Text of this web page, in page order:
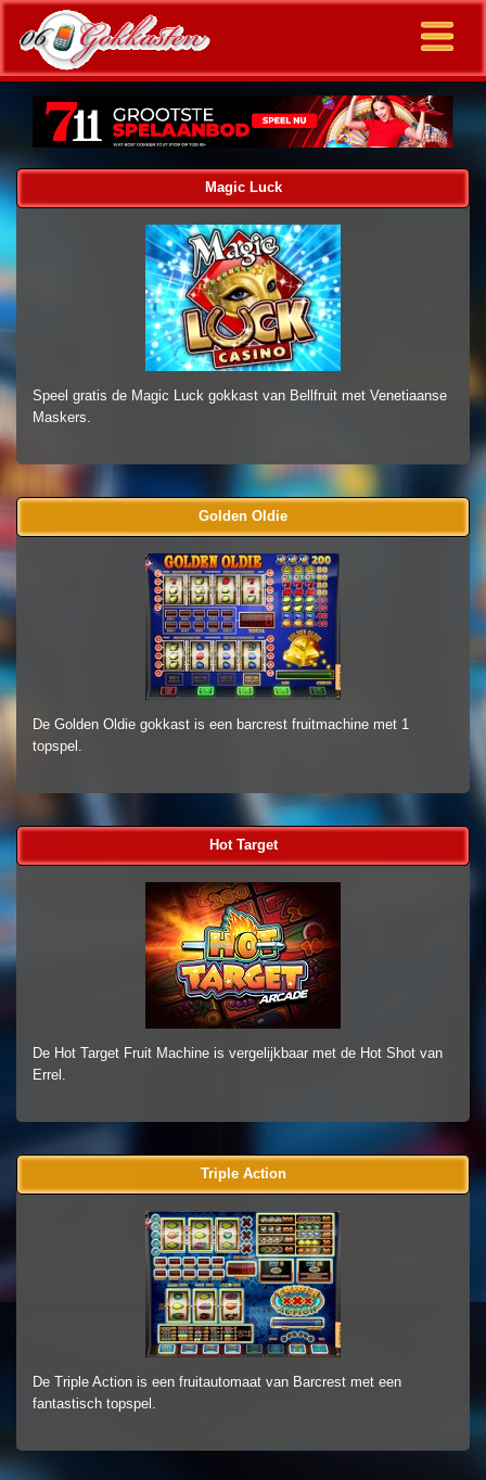
Magic Luck
Speel gratis de Magic Luck gokkast van Bellfruit met Venetiaanse
Maskers.
Golden Oldie
De Golden Oldie gokkast is een barcrest fruitmachine met 1
topspel.
Hot Target
De Hot Target Fruit Machine is vergelijkbaar met de Hot Shot van
Errel.
Triple Action
De Triple Action is een fruitautomaat van Barcrest met een
fantastisch topspel.